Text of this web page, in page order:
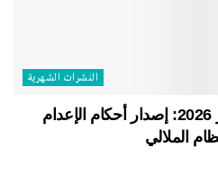
النشرات الشهریة
التقرير الشهري – يوليو/تموز 2026: إصدار أحكام الإعدام
الملالي